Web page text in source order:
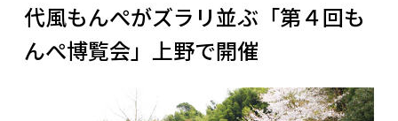
代風もんぺがズラリ並ぶ「第４回も
んぺ博覧会」上野で開催